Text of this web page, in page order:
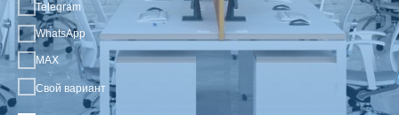
Telegram
WhatsApp
MAX
Свой вариант